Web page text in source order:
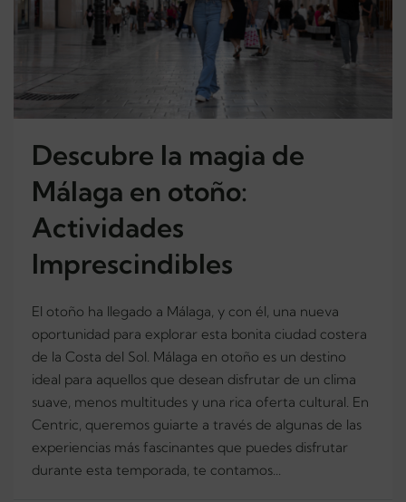
Descubre la magia de
Málaga en otoño:
Actividades
Imprescindibles
El otoño ha llegado a Málaga, y con él, una nueva
oportunidad para explorar esta bonita ciudad costera
de la Costa del Sol. Málaga en otoño es un destino
ideal para aquellos que desean disfrutar de un clima
suave, menos multitudes y una rica oferta cultural. En
Centric, queremos guiarte a través de algunas de las
experiencias más fascinantes que puedes disfrutar
durante esta temporada, te contamos...